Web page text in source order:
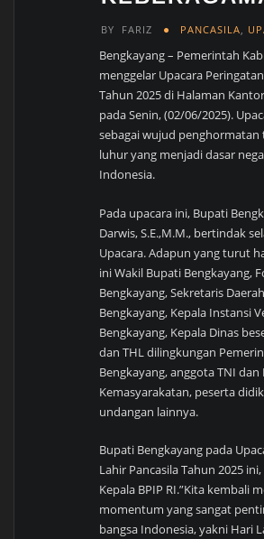
BY FARIZ PANCASILA,
Bengkayang – Pemerintah
menggelar Upacara
Tahun 2025 di Halaman
pada Senin, (02/06/2025).
sebagai wujud penghormatan
luhur yang menjadi dasar
Indonesia.
Pada upacara ini, Bupati
Darwis, S.E.,M.M., bertindak
Upacara. Adapun yang turut
ini Wakil Bupati Bengkayang,
Bengkayang, Sekretaris
Bengkayang, Kepala Instansi
Bengkayang, Kepala Dinas
dan THL dilingkungan
Bengkayang, anggota TNI dan
Kemasyarakatan, peserta
undangan lainnya.
Bupati Bengkayang pada
Lahir Pancasila Tahun 2025
Kepala BPIP RI.”Kita kembali
momentum yang sangat
bangsa Indonesia, yakni Hari